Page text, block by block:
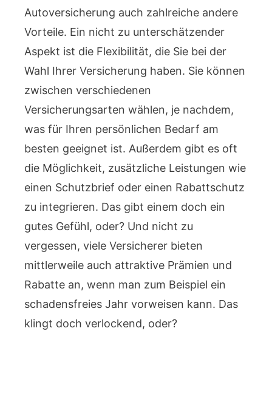
Autoversicherung auch zahlreiche andere
Vorteile. Ein nicht zu unterschätzender
Aspekt ist die Flexibilität, die Sie bei der
Wahl Ihrer Versicherung haben. Sie können
zwischen verschiedenen
Versicherungsarten wählen, je nachdem,
was für Ihren persönlichen Bedarf am
besten geeignet ist. Außerdem gibt es oft
die Möglichkeit, zusätzliche Leistungen wie
einen Schutzbrief oder einen Rabattschutz
zu integrieren. Das gibt einem doch ein
gutes Gefühl, oder? Und nicht zu
vergessen, viele Versicherer bieten
mittlerweile auch attraktive Prämien und
Rabatte an, wenn man zum Beispiel ein
schadensfreies Jahr vorweisen kann. Das
klingt doch verlockend, oder?